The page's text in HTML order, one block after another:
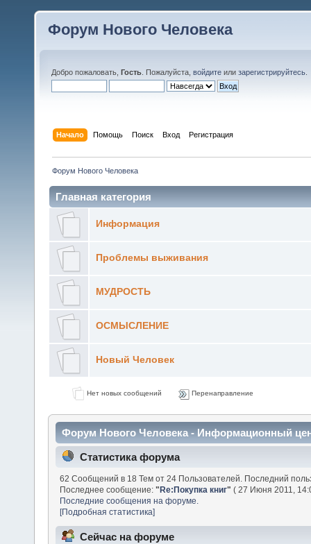
Форум Нового Человека
Добро пожаловать, Гость . Пожалуйста, войдите или зарегистрируйтесь
Начало Помощь Поиск Вход Регистрация
Форум Нового Человека
Главная категория
Информация
Проблемы выживания
МУДРОСТЬ
ОСМЫСЛЕНИЕ
Новый Человек
Нет новых сообщений Перенаправление
Форум Нового Человека - Информационный
Статистика форума
62 Сообщений в 18 Тем от 24 Пользователей. Последний
Последнее сообщение:"Re:Покупка книг" ( 27 Июня 2011,
Последние сообщения на форуме.
[Подробная статистика]
Сейчас на форуме